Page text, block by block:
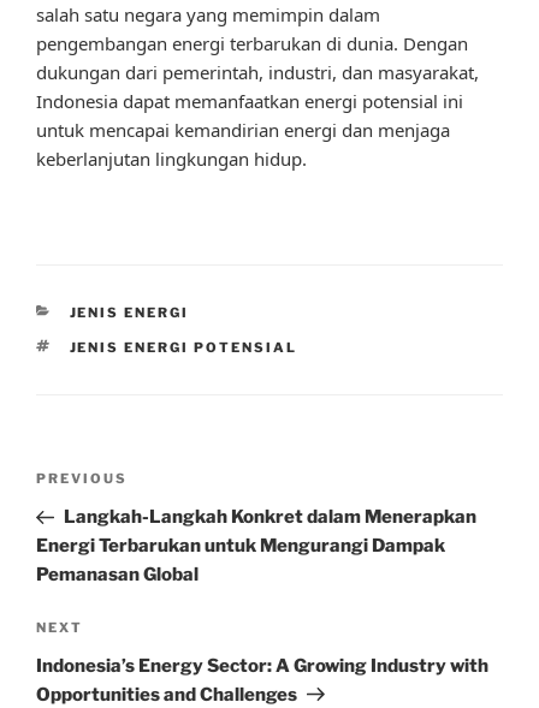
salah satu negara yang memimpin dalam
pengembangan energi terbarukan di dunia. Dengan
dukungan dari pemerintah, industri, dan masyarakat,
Indonesia dapat memanfaatkan energi potensial ini
untuk mencapai kemandirian energi dan menjaga
keberlanjutan lingkungan hidup.
CATEGORIES
JENIS ENERGI
TAGS
JENIS ENERGI POTENSIAL
Previous
Post
PREVIOUS
Langkah-Langkah Konkret dalam Menerapkan
Energi Terbarukan untuk Mengurangi Dampak
Pemanasan Global
Next
Post
NEXT
Indonesia’s Energy Sector: A Growing Industry with
Opportunities and Challenges